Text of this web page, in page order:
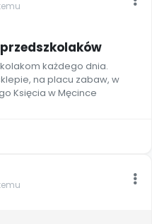
każdego dnia.
na placu zabaw, w
Księcia w Męcince